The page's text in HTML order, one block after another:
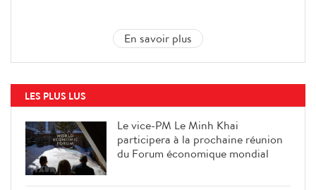
En savoir plus
LES PLUS LUS
Le vice-PM Le Minh Khai
participera à la prochaine réunion
du Forum économique mondial